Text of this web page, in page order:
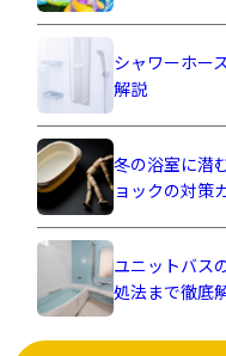
シャワーホー
解説
冬の浴室に潜
ョックの対策
ユニットバス
処法まで徹底